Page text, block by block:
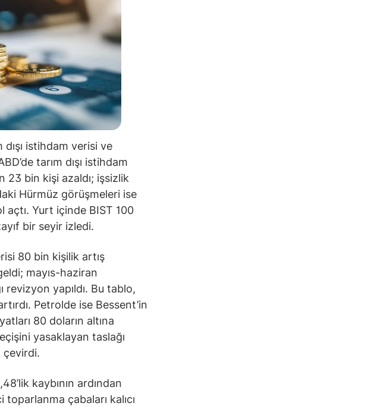
dışı istihdam verisi ve
tarım dışı istihdam
23 bin kişi azaldı; işsizlik
Hürmüz görüşmeleri ise
Yurt içinde BIST 100
bir seyir izledi.
80 bin kişilik artış
mayıs-haziran
yapıldı. Bu tablo,
Petrolde ise Bessent’in
80 doların altına
yasaklayan taslağı
çevirdi.
kaybının ardından
çabaları kalıcı